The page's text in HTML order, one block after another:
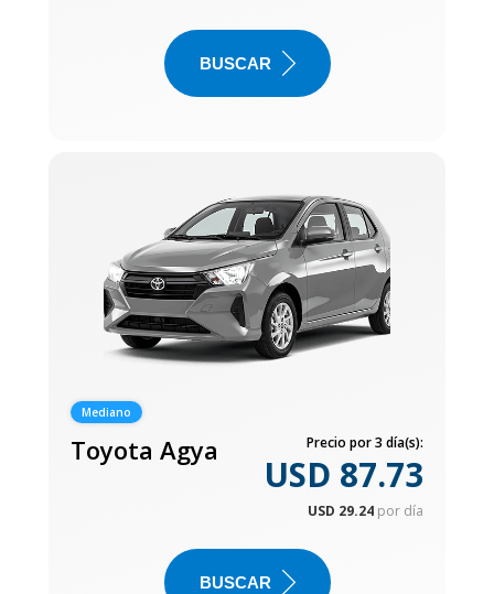
BUSCAR
Mediano
Toyota Agya Precio por 3 día(s):
USD 87.73
USD 29.24 por día
BUSCAR